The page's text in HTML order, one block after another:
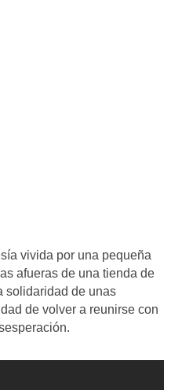
vivida por una pequeña
afueras de una tienda de
solidaridad de unas
de volver a reunirse con